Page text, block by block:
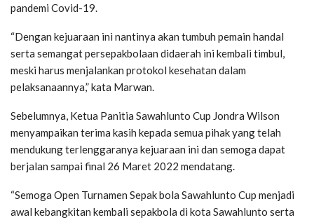
pandemi Covid-19.
“Dengan kejuaraan ini nantinya akan tumbuh pemain handal
serta semangat persepakbolaan didaerah ini kembali timbul,
meski harus menjalankan protokol kesehatan dalam
pelaksanaannya,” kata Marwan.
Sebelumnya, Ketua Panitia Sawahlunto Cup Jondra Wilson
menyampaikan terima kasih kepada semua pihak yang telah
mendukung terlenggaranya kejuaraan ini dan semoga dapat
berjalan sampai final 26 Maret 2022 mendatang.
“Semoga Open Turnamen Sepak bola Sawahlunto Cup menjadi
awal kebangkitan kembali sepakbola di kota Sawahlunto serta